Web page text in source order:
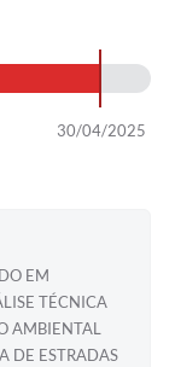
30/04/2025
EM
TÉCNICA
AMBIENTAL
DE ESTRADAS